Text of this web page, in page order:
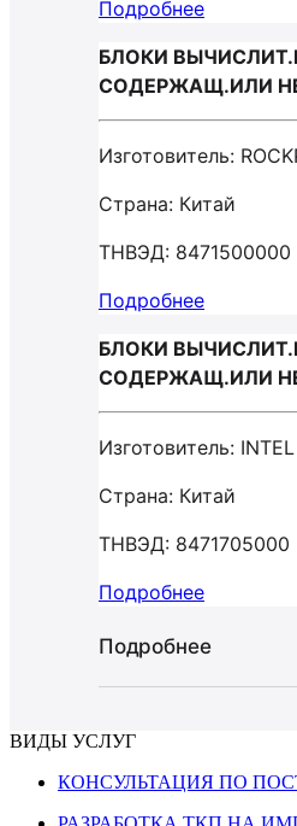
Подробнее
БЛОКИ
СОДЕРЖАЩ.ИЛИ
Изготовитель:
Страна: Китай
ТНВЭД: 8471500000
Подробнее
БЛОКИ
СОДЕРЖАЩ.ИЛИ
Изготовитель:
Страна: Китай
ТНВЭД: 8471705000
Подробнее
Подробнее
ВИДЫ УСЛУГ
КОНСУЛЬТАЦИЯ ПО